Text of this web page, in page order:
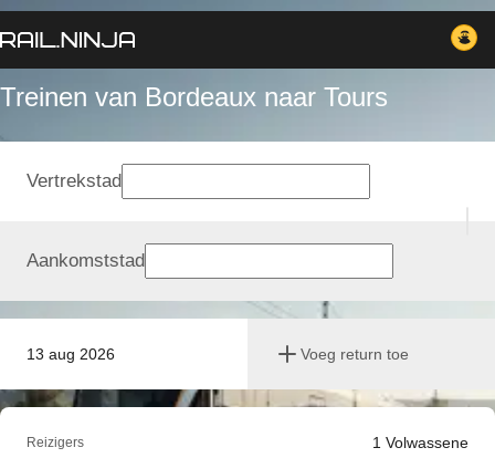
Treinen van Bordeaux naar Tours
13 aug 2026 Voeg return toe
Vertrekstad
Aankomststad
Reizigers 1 Volwassene